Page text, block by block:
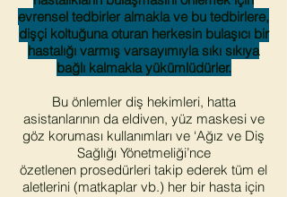
evrensel tedbirler almakla ve bu tedbirlere,
dişçi koltuğuna oturan herkesin bulaşıcı bir
hastalığı varmış varsayımıyla sıkı sıkıya
bağlı kalmakla yükümlüdürler.
Bu önlemler diş hekimleri, hatta
asistanlarının da eldiven, yüz maskesi ve
göz koruması kullanımları ve ‘Ağız ve Diş
Sağlığı Yönetmeliği’nce
özetlenen prosedürleri takip ederek tüm el
aletlerini (matkaplar vb.) her bir hasta için